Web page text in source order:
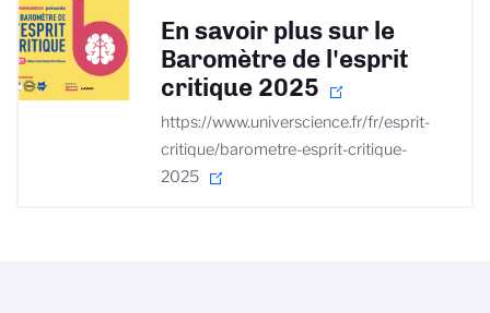
En savoir plus sur le
Baromètre de l'esprit
critique 2025
https://www.universcience.fr/fr/esprit-
critique/barometre-esprit-critique-
2025